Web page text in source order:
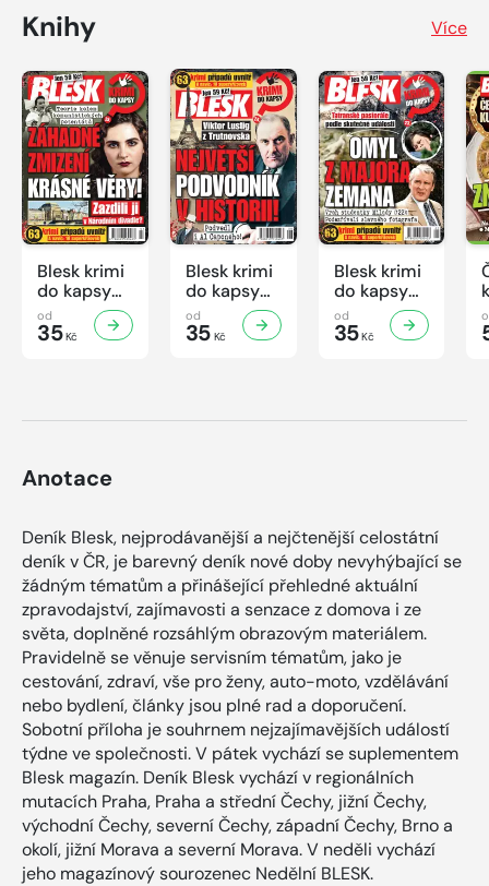
Knihy Více
Blesk krimi
do kapsy
č.7/2026
od
35Kč
Blesk krimi
do kapsy
č.6/2026
od
35Kč
Blesk krimi
do kapsy
č.5/2026
od
35Kč
Anotace
Deník Blesk, nejprodávanější a nejčtenější celostátní
deník v ČR, je barevný deník nové doby nevyhýbající se
žádným tématům a přinášející přehledné aktuální
zpravodajství, zajímavosti a senzace z domova i ze
světa, doplněné rozsáhlým obrazovým materiálem.
Pravidelně se věnuje servisním tématům, jako je
cestování, zdraví, vše pro ženy, auto-moto, vzdělávání
nebo bydlení, články jsou plné rad a doporučení.
Sobotní příloha je souhrnem nejzajímavějších událostí
týdne ve společnosti. V pátek vychází se suplementem
Blesk magazín. Deník Blesk vychází v regionálních
mutacích Praha, Praha a střední Čechy, jižní Čechy,
východní Čechy, severní Čechy, západní Čechy, Brno a
okolí, jižní Morava a severní Morava. V neděli vychází
jeho magazínový sourozenec Nedělní BLESK.